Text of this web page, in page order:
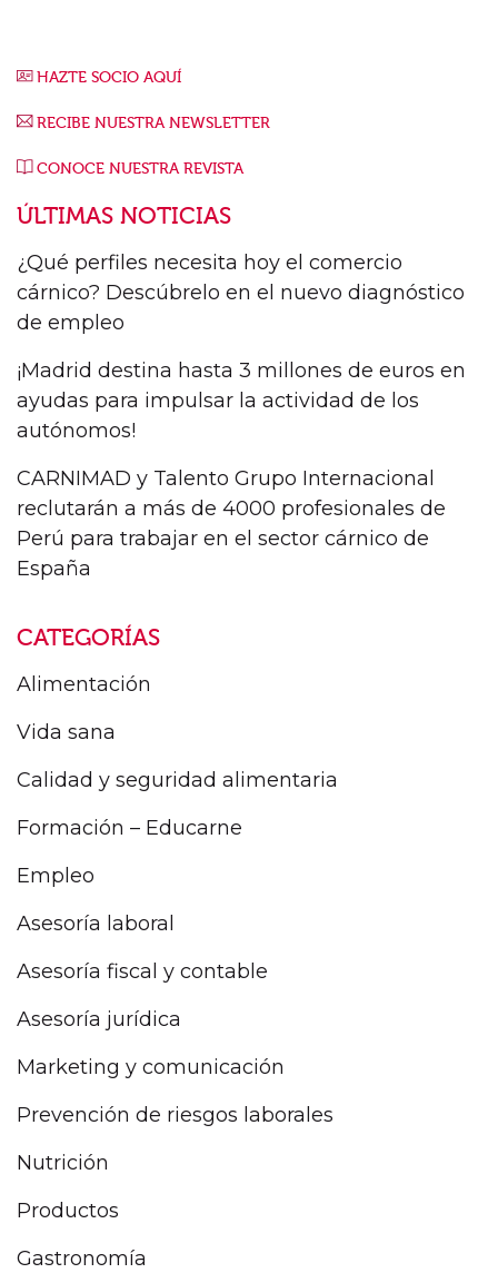
HAZTE SOCIO AQUÍ
RECIBE NUESTRA NEWSLETTER
CONOCE NUESTRA REVISTA
ÚLTIMAS NOTICIAS
¿Qué perfiles necesita hoy el comercio
cárnico? Descúbrelo en el nuevo diagnóstico
de empleo
¡Madrid destina hasta 3 millones de euros en
ayudas para impulsar la actividad de los
autónomos!
CARNIMAD y Talento Grupo Internacional
reclutarán a más de 4000 profesionales de
Perú para trabajar en el sector cárnico de
España
CATEGORÍAS
Alimentación
Vida sana
Calidad y seguridad alimentaria
Formación – Educarne
Empleo
Asesoría laboral
Asesoría fiscal y contable
Asesoría jurídica
Marketing y comunicación
Prevención de riesgos laborales
Nutrición
Productos
Gastronomía